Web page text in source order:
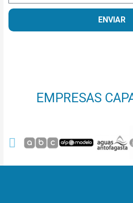
ENVIAR
EMPRESAS